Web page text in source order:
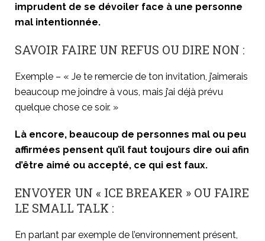
imprudent de se dévoiler face à une personne
mal intentionnée.
SAVOIR FAIRE UN REFUS OU DIRE NON :
Exemple – « Je te remercie de ton invitation, j’aimerais
beaucoup me joindre à vous, mais j’ai déjà prévu
quelque chose ce soir. »
Là encore, beaucoup de personnes mal ou peu
affirmées pensent qu’il faut toujours dire oui afin
d’être aimé ou accepté, ce qui est faux.
ENVOYER UN « ICE BREAKER » OU FAIRE
LE SMALL TALK :
En parlant par exemple de l’environnement présent,